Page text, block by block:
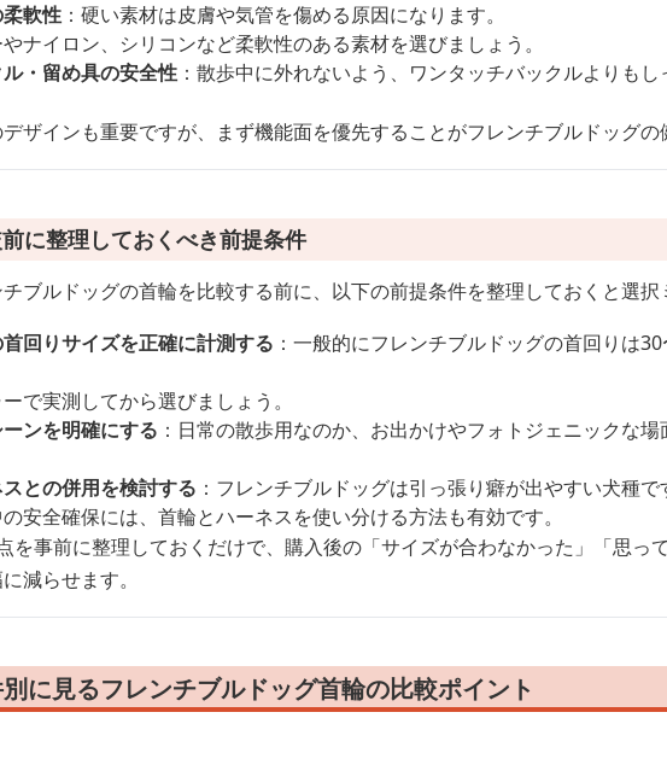
軟性 ：硬い素材は皮膚や気管を傷める原因になります。
ナイロン、シリコンなど柔軟性のある素材を選びましょう。
・留め具の安全性 ：散歩中に外れないよう、ワンタッチバックルよりも
ザインも重要ですが、まず機能面を優先することがフレンチブルドッグの
に整理しておくべき前提条件
ブルドッグの首輪を比較する前に、以下の前提条件を整理しておくと選択
回りサイズを正確に計測する ：一般的にフレンチブルドッグの首回りは
で実測してから選びましょう。
ンを明確にする ：日常の散歩用なのか、お出かけやフォトジェニックな
との併用を検討する ：フレンチブルドッグは引っ張り癖が出やすい犬種で
安全確保には、首輪とハーネスを使い分ける方法も有効です。
を事前に整理しておくだけで、購入後の「サイズが合わなかった」「思っ
減らせます。
に見るフレンチブルドッグ首輪の比較ポイント